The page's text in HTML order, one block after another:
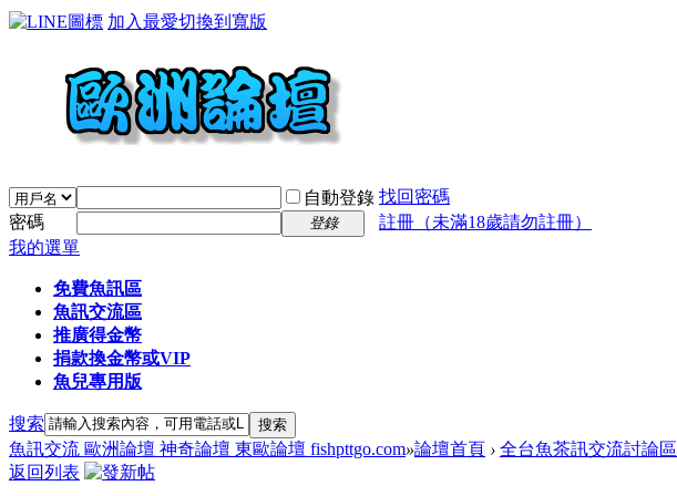
加入最愛切換到寬版
自動登錄 找回密碼
密碼
登錄
註冊（未滿18歲請勿註冊）
我的選單
免費魚訊區
魚訊交流區
推廣得金幣
捐款換金幣或VIP
魚兒專用版
搜索 搜索
魚訊交流 歐洲論壇 神奇論壇 東歐論壇 fishpttgo.com»論壇首頁 › 全台魚茶訊交流討論區
返回列表